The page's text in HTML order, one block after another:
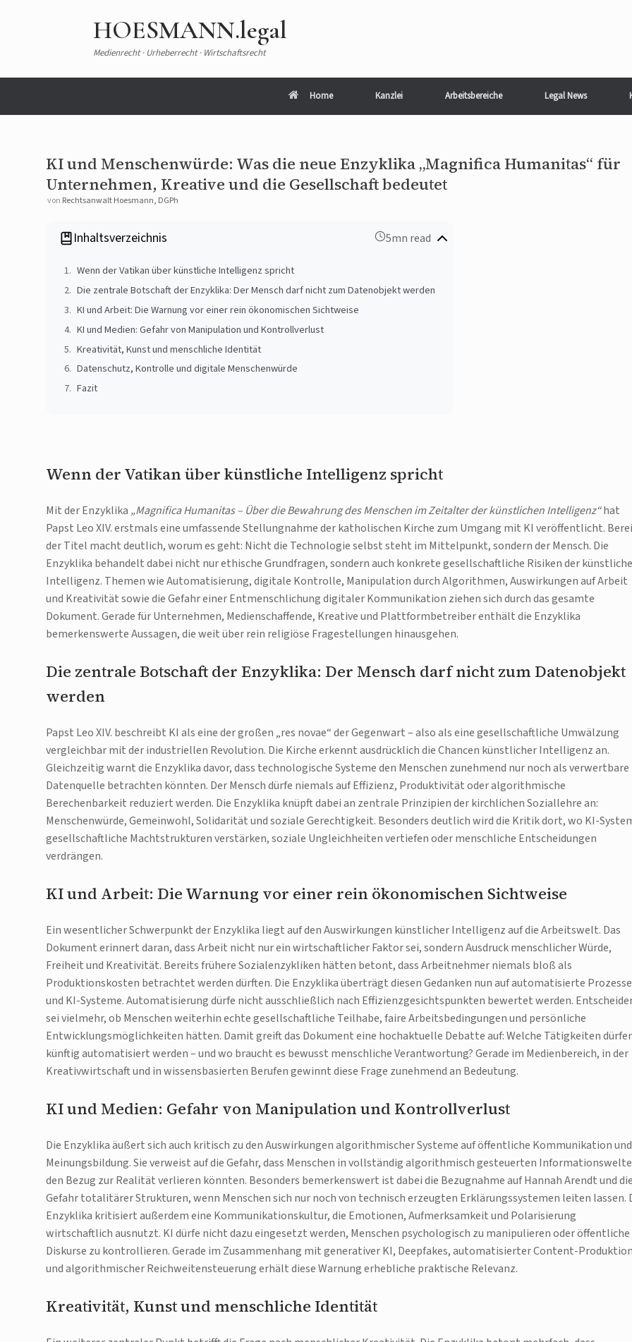
HOESMANN.legal
Medienrecht · Urheberrecht · Wirtschaftsrecht
Home Kanzlei Arbeitsbereiche Legal News
KI und Menschenwürde: Was die neue Enzyklika „Magnifica Humanitas“ für
Unternehmen, Kreative und die Gesellschaft bedeutet
von Rechtsanwalt Hoesmann, DGPh
Inhaltsverzeichnis 5mn read
Wenn der Vatikan über künstliche Intelligenz spricht
Die zentrale Botschaft der Enzyklika: Der Mensch darf nicht zum Datenobjekt werden
KI und Arbeit: Die Warnung vor einer rein ökonomischen Sichtweise
KI und Medien: Gefahr von Manipulation und Kontrollverlust
Kreativität, Kunst und menschliche Identität
Datenschutz, Kontrolle und digitale Menschenwürde
Fazit
Wenn der Vatikan über künstliche Intelligenz spricht
Mit der Enzyklika„Magnifica Humanitas – Über die Bewahrung des Menschen im Zeitalter der künstlichen Intelligenz“hat
Papst Leo XIV. erstmals eine umfassende Stellungnahme der katholischen Kirche zum Umgang mit KI veröffentlicht.
der Titel macht deutlich, worum es geht: Nicht die Technologie selbst steht im Mittelpunkt, sondern der Mensch. Die
Enzyklika behandelt dabei nicht nur ethische Grundfragen, sondern auch konkrete gesellschaftliche Risiken der
Intelligenz. Themen wie Automatisierung, digitale Kontrolle, Manipulation durch Algorithmen, Auswirkungen auf Arbeit
und Kreativität sowie die Gefahr einer Entmenschlichung digitaler Kommunikation ziehen sich durch das gesamte
Dokument. Gerade für Unternehmen, Medienschaffende, Kreative und Plattformbetreiber enthält die Enzyklika
bemerkenswerte Aussagen, die weit über rein religiöse Fragestellungen hinausgehen.
Die zentrale Botschaft der Enzyklika: Der Mensch darf nicht zum Datenobjekt
werden
Papst Leo XIV. beschreibt KI als eine der großen „res novae“ der Gegenwart – also als eine gesellschaftliche Umwälzung
vergleichbar mit der industriellen Revolution. Die Kirche erkennt ausdrücklich die Chancen künstlicher Intelligenz an.
Gleichzeitig warnt die Enzyklika davor, dass technologische Systeme den Menschen zunehmend nur noch als verwertbare
Datenquelle betrachten könnten. Der Mensch dürfe niemals auf Effizienz, Produktivität oder algorithmische
Berechenbarkeit reduziert werden. Die Enzyklika knüpft dabei an zentrale Prinzipien der kirchlichen Soziallehre an:
Menschenwürde, Gemeinwohl, Solidarität und soziale Gerechtigkeit. Besonders deutlich wird die Kritik dort, wo KI-
gesellschaftliche Machtstrukturen verstärken, soziale Ungleichheiten vertiefen oder menschliche Entscheidungen
verdrängen.
KI und Arbeit: Die Warnung vor einer rein ökonomischen Sichtweise
Ein wesentlicher Schwerpunkt der Enzyklika liegt auf den Auswirkungen künstlicher Intelligenz auf die Arbeitswelt. Das
Dokument erinnert daran, dass Arbeit nicht nur ein wirtschaftlicher Faktor sei, sondern Ausdruck menschlicher Würde,
Freiheit und Kreativität. Bereits frühere Sozialenzykliken hätten betont, dass Arbeitnehmer niemals bloß als
Produktionskosten betrachtet werden dürften. Die Enzyklika überträgt diesen Gedanken nun auf automatisierte Prozesse
und KI-Systeme. Automatisierung dürfe nicht ausschließlich nach Effizienzgesichtspunkten bewertet werden.
sei vielmehr, ob Menschen weiterhin echte gesellschaftliche Teilhabe, faire Arbeitsbedingungen und persönliche
Entwicklungsmöglichkeiten hätten. Damit greift das Dokument eine hochaktuelle Debatte auf: Welche Tätigkeiten
künftig automatisiert werden – und wo braucht es bewusst menschliche Verantwortung? Gerade im Medienbereich, in der
Kreativwirtschaft und in wissensbasierten Berufen gewinnt diese Frage zunehmend an Bedeutung.
KI und Medien: Gefahr von Manipulation und Kontrollverlust
Die Enzyklika äußert sich auch kritisch zu den Auswirkungen algorithmischer Systeme auf öffentliche Kommunikation und
Meinungsbildung. Sie verweist auf die Gefahr, dass Menschen in vollständig algorithmisch gesteuerten
den Bezug zur Realität verlieren könnten. Besonders bemerkenswert ist dabei die Bezugnahme auf Hannah Arendt und die
Gefahr totalitärer Strukturen, wenn Menschen sich nur noch von technisch erzeugten Erklärungssystemen leiten lassen.
Enzyklika kritisiert außerdem eine Kommunikationskultur, die Emotionen, Aufmerksamkeit und Polarisierung
wirtschaftlich ausnutzt. KI dürfe nicht dazu eingesetzt werden, Menschen psychologisch zu manipulieren oder öffentliche
Diskurse zu kontrollieren. Gerade im Zusammenhang mit generativer KI, Deepfakes, automatisierter Content-Produktion
und algorithmischer Reichweitensteuerung erhält diese Warnung erhebliche praktische Relevanz.
Kreativität, Kunst und menschliche Identität